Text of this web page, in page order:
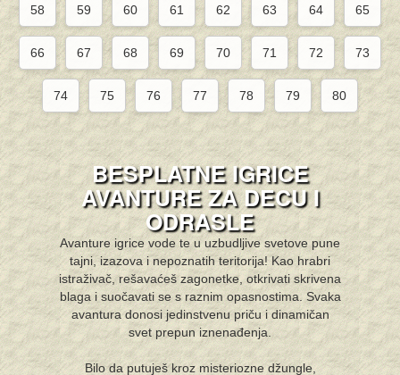
58 59 60 61 62 63 64 65
66 67 68 69 70 71 72 73
74 75 76 77 78 79 80
BESPLATNE IGRICE
AVANTURE ZA DECU I
ODRASLE
Avanture igrice vode te u uzbudljive svetove pune
tajni, izazova i nepoznatih teritorija! Kao hrabri
istraživač, rešavaćeš zagonetke, otkrivati skrivena
blaga i suočavati se s raznim opasnostima. Svaka
avantura donosi jedinstvenu priču i dinamičan
svet prepun iznenađenja.
Bilo da putuješ kroz misteriozne džungle,